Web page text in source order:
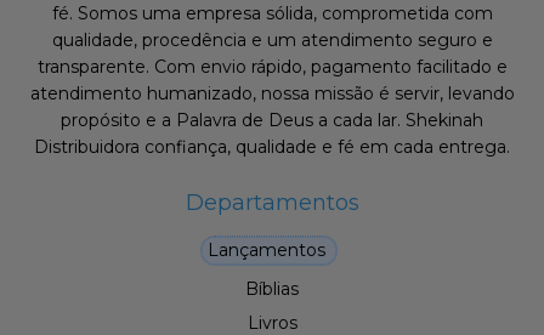
fé. Somos uma empresa sólida, comprometida com
qualidade, procedência e um atendimento seguro e
transparente. Com envio rápido, pagamento facilitado e
atendimento humanizado, nossa missão é servir, levando
propósito e a Palavra de Deus a cada lar. Shekinah
Distribuidora confiança, qualidade e fé em cada entrega.
Departamentos
Lançamentos
Bíblias
Livros